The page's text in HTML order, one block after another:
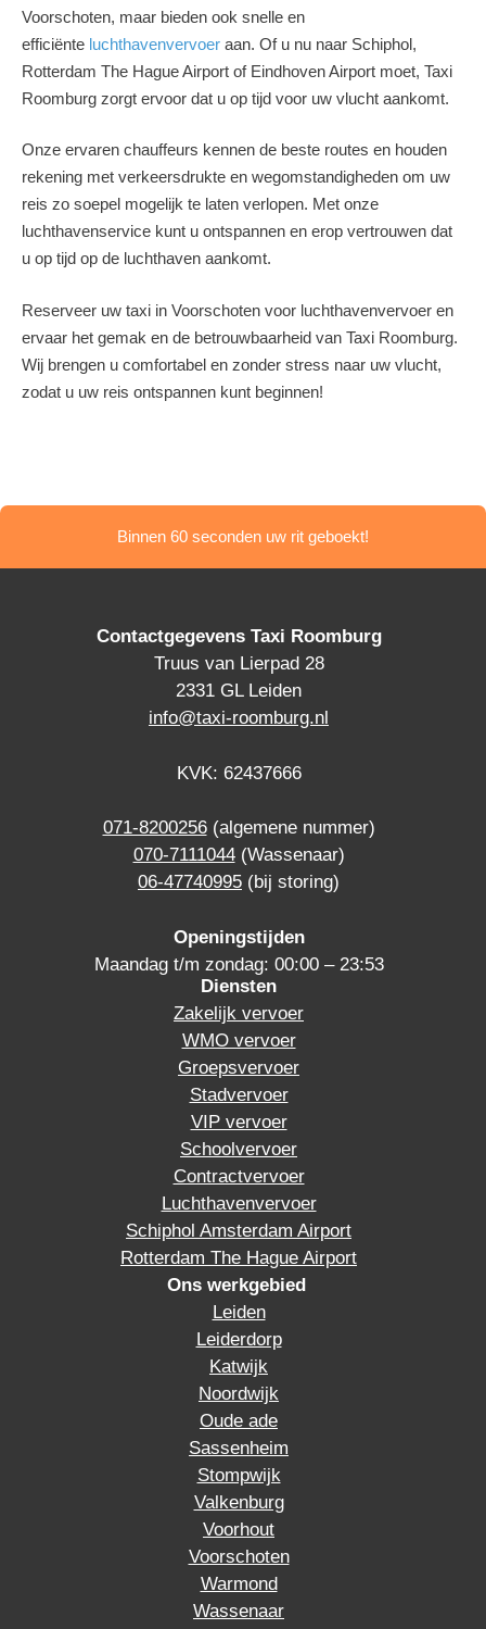
Voorschoten, maar bieden ook snelle en
efficiënte luchthavenvervoer aan. Of u nu naar Schiphol,
Rotterdam The Hague Airport of Eindhoven Airport moet, Taxi
Roomburg zorgt ervoor dat u op tijd voor uw vlucht aankomt.
Onze ervaren chauffeurs kennen de beste routes en houden
rekening met verkeersdrukte en wegomstandigheden om uw
reis zo soepel mogelijk te laten verlopen. Met onze
luchthavenservice kunt u ontspannen en erop vertrouwen dat
u op tijd op de luchthaven aankomt.
Reserveer uw taxi in Voorschoten voor luchthavenvervoer en
ervaar het gemak en de betrouwbaarheid van Taxi Roomburg.
Wij brengen u comfortabel en zonder stress naar uw vlucht,
zodat u uw reis ontspannen kunt beginnen!
Binnen 60 seconden uw rit geboekt!
Contactgegevens Taxi Roomburg
Truus van Lierpad 28
2331 GL Leiden
info@taxi-roomburg.nl
KVK: 62437666
071-8200256(algemene nummer)
070-7111044(Wassenaar)
06-47740995 (bij storing)
Openingstijden
Maandag t/m zondag: 00:00 – 23:53
Diensten
Zakelijk vervoer
WMO vervoer
Groepsvervoer
Stadvervoer
VIP vervoer
Schoolvervoer
Contractvervoer
Luchthavenvervoer
Schiphol Amsterdam Airport
Rotterdam The Hague Airport
Ons werkgebied
Leiden
Leiderdorp
Katwijk
Noordwijk
Oude ade
Sassenheim
Stompwijk
Valkenburg
Voorhout
Voorschoten
Warmond
Wassenaar